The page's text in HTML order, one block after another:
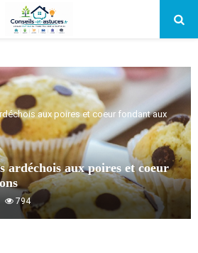
aux poires et coeur fondant aux
ardéchois aux poires et coeur
794